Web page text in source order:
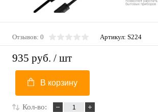
Отзывов: 0 Артикул: S224
935 руб. / шт
В корзину
Кол-во: